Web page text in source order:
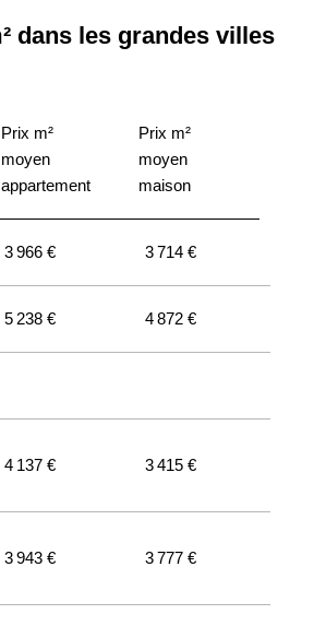
dans les grandes villes
Prix m²
moyen
appartement
Prix m²
moyen
maison
3 966 € 3 714 €
5 238 € 4 872 €
4 137 € 3 415 €
3 943 € 3 777 €